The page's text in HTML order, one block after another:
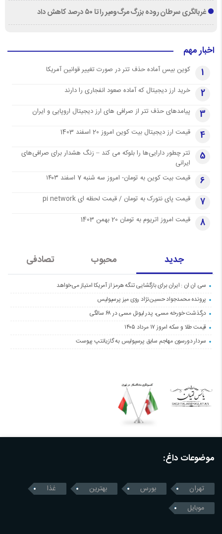
غربالگری سرطان روده بزرگ مرگ‌ومیر را تا ۵۰ درصد کاهش داد
اخبار مهم
1 کوین بیس آماده حذف تتر در صورت تغییر قوانین آمریکا
2 خرید ارز دیجیتال که آماده صعود انفجاری را دارند
3 پیامدهای حذف تتر از صرافی های ارز دیجیتال اروپایی و ایران
4 قیمت ارز دیجیتال بیت کوین امروز 20 اسفند 1403
5
تتر چطور دارایی‌ها را بلوکه می کند – زنگ هشدار برای صرافی‌های
ایرانی
6 قیمت بیت کوین به تومان- امروز سه شنبه 7 اسفند ۱۴۰۳
7 قیمت پای نتورک به تومان / قیمت لحظه ای pi network
8 قیمت امروز اتریوم به تومان 20 بهمن 1403
جدید محبوب تصادفی
سی ان ان : ایران برای بازگشایی تنگه هرمز از آمریکا امتیاز می‌خواهد
پرونده محمدجواد حسین‌نژاد روی میز پرسپولیس
درگذشت خورخه مسی، پدر لیونل مسی در ۶۸ سالگی
قیمت طلا و سکه امروز ۱۷ مرداد ۱۴۰۵
سردار دورسون مهاجم سابق پرسپولیس به گازیانتپ پیوست
موضوعات داغ:
تهران بورس بهترین
غذا
موبایل